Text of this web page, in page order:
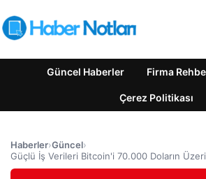
Güncel Haberler Firma
Çerez Politikası
Haberler›Güncel›
Güçlü İş Verileri Bitcoin'i 70.000 Doların